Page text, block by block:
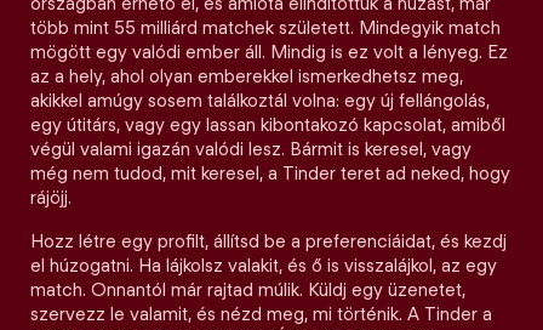
több mint 55 milliárd matchek született. Mindegyik match
mögött egy valódi ember áll. Mindig is ez volt a lényeg. Ez
az a hely, ahol olyan emberekkel ismerkedhetsz meg,
akikkel amúgy sosem találkoztál volna: egy új fellángolás,
egy útitárs, vagy egy lassan kibontakozó kapcsolat, amiből
végül valami igazán valódi lesz. Bármit is keresel, vagy
még nem tudod, mit keresel, a Tinder teret ad neked, hogy
rájöjj.
Hozz létre egy profilt, állítsd be a preferenciáidat, és kezdj
el húzogatni. Ha lájkolsz valakit, és ő is visszalájkol, az egy
match. Onnantól már rajtad múlik. Küldj egy üzenetet,
szervezz le valamit, és nézd meg, mi történik. A Tinder a